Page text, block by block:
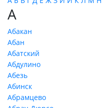
А
Абакан
Абан
Абатский
Абдулино
Абезь
Абинск
Абрамцево